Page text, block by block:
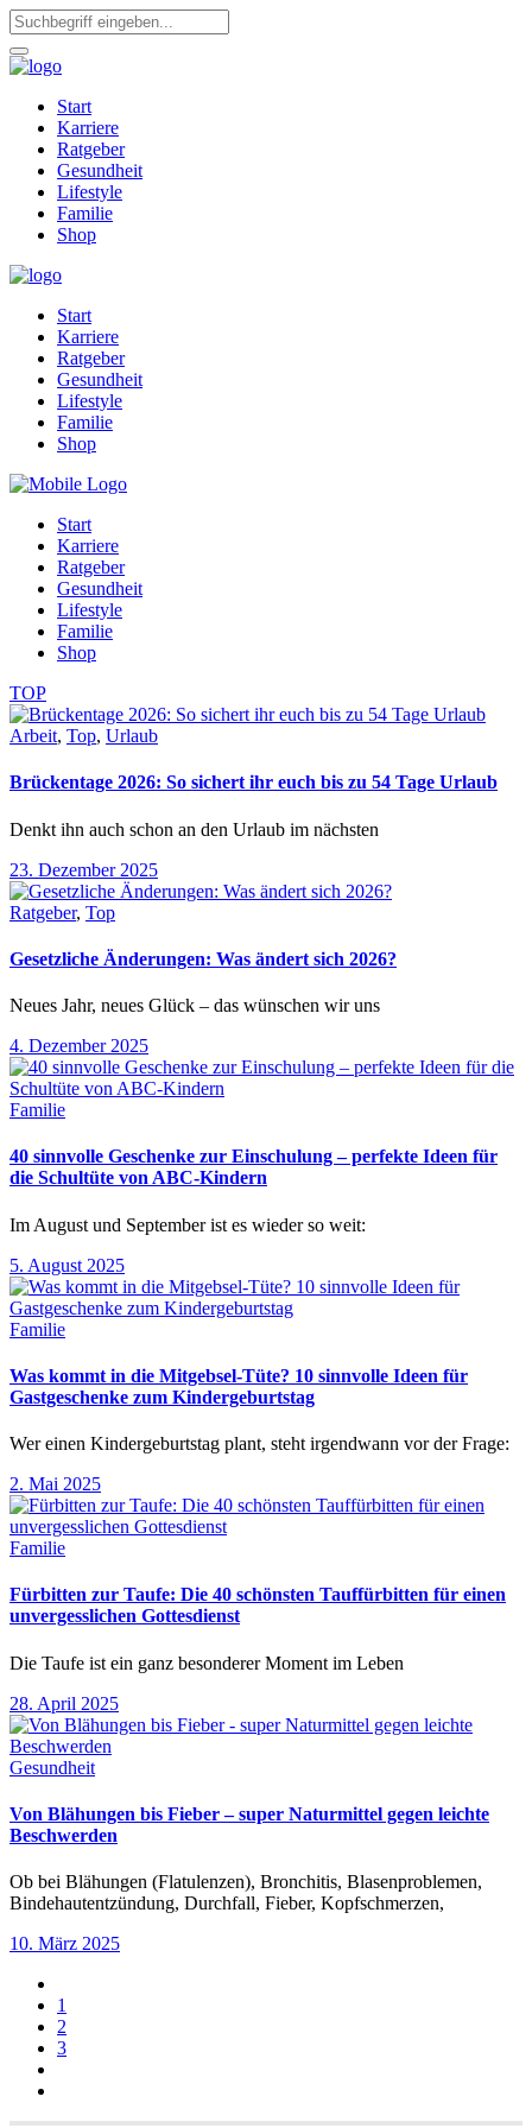
Start
Karriere
Ratgeber
Gesundheit
Lifestyle
Familie
Shop
Start
Karriere
Ratgeber
Gesundheit
Lifestyle
Familie
Shop
Start
Karriere
Ratgeber
Gesundheit
Lifestyle
Familie
Shop
TOP
Arbeit, Top, Urlaub
Brückentage 2026: So sichert ihr euch bis zu 54 Tage Urlaub
Denkt ihn auch schon an den Urlaub im nächsten
23. Dezember 2025
Ratgeber, Top
Gesetzliche Änderungen: Was ändert sich 2026?
Neues Jahr, neues Glück – das wünschen wir uns
4. Dezember 2025
Familie
40 sinnvolle Geschenke zur Einschulung – perfekte Ideen für
die Schultüte von ABC-Kindern
Im August und September ist es wieder so weit:
5. August 2025
Familie
Was kommt in die Mitgebsel-Tüte? 10 sinnvolle Ideen für
Gastgeschenke zum Kindergeburtstag
Wer einen Kindergeburtstag plant, steht irgendwann vor der Frage:
2. Mai 2025
Familie
Fürbitten zur Taufe: Die 40 schönsten Tauffürbitten für einen
unvergesslichen Gottesdienst
Die Taufe ist ein ganz besonderer Moment im Leben
28. April 2025
Gesundheit
Von Blähungen bis Fieber – super Naturmittel gegen leichte
Beschwerden
Ob bei Blähungen (Flatulenzen), Bronchitis, Blasenproblemen,
Bindehautentzündung, Durchfall, Fieber, Kopfschmerzen,
10. März 2025
1
2
3